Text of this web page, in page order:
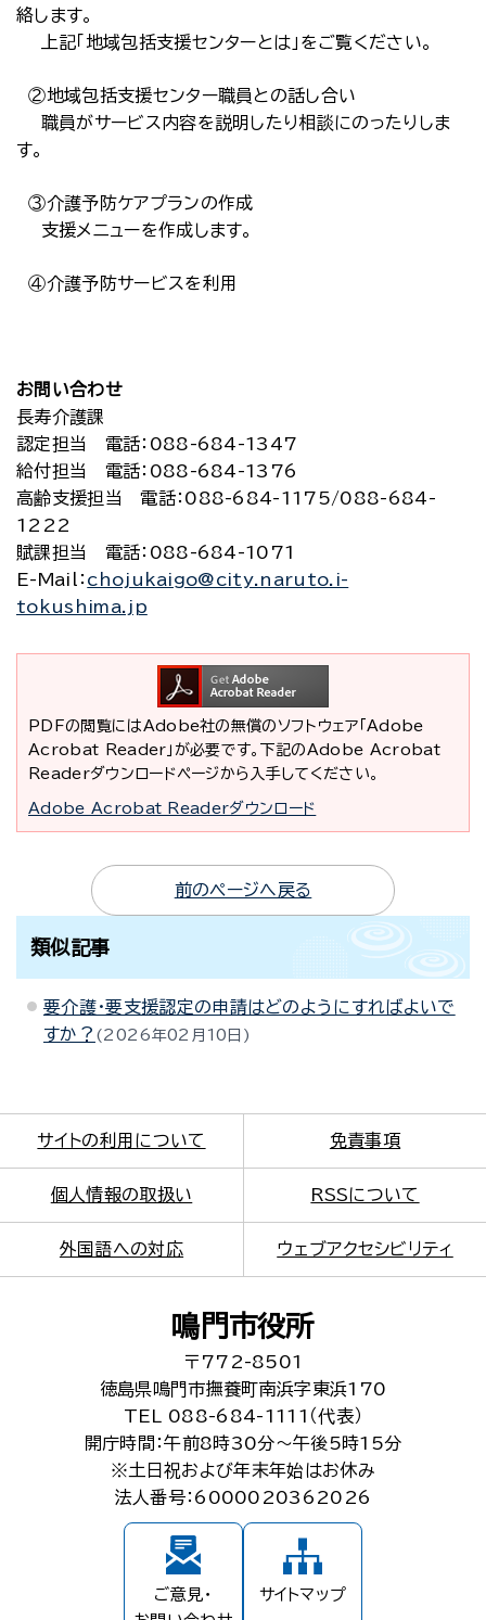
絡します。
上記「地域包括支援センターとは」をご覧ください。
②地域包括支援センター職員との話し合い
職員がサービス内容を説明したり相談にのったりしま
す。
③介護予防ケアプランの作成
支援メニューを作成します。
④介護予防サービスを利用
お問い合わせ
長寿介護課
認定担当 電話：088-684-1347
給付担当 電話：088-684-1376
高齢支援担当電話：088-684-1175/088-684-
1222
賦課担当 電話：088-684-1071
E-Mail
： chojukaigo@city.naruto.i-
tokushima.jp
PDFの閲覧にはAdobe社の無償のソフトウェア「Adobe
Acrobat Reader」が必要です。下記のAdobe Acrobat
Readerダウンロードページから入手してください。
Adobe Acrobat Readerダウンロード
前のページへ戻る
類似記事
要介護・要支援認定の申請はどのようにすればよいで
すか？
2026年02月10日
サイトの利用について 免責事項
個人情報の取扱い RSSについて
外国語への対応 ウェブアクセシビリティ
鳴門市役所
〒772-8501
徳島県鳴門市撫養町南浜字東浜170
TEL 088-684-1111（代表）
開庁時間：午前8時30分～午後5時15分
※土日祝および年末年始はお休み
法人番号：6000020362026
ご意見・
サイトマップ